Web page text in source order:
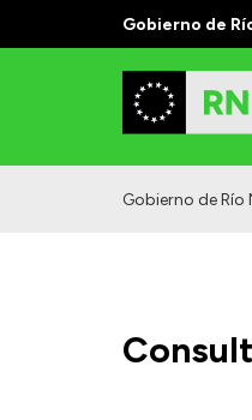
Gobierno de
Gobierno de Río